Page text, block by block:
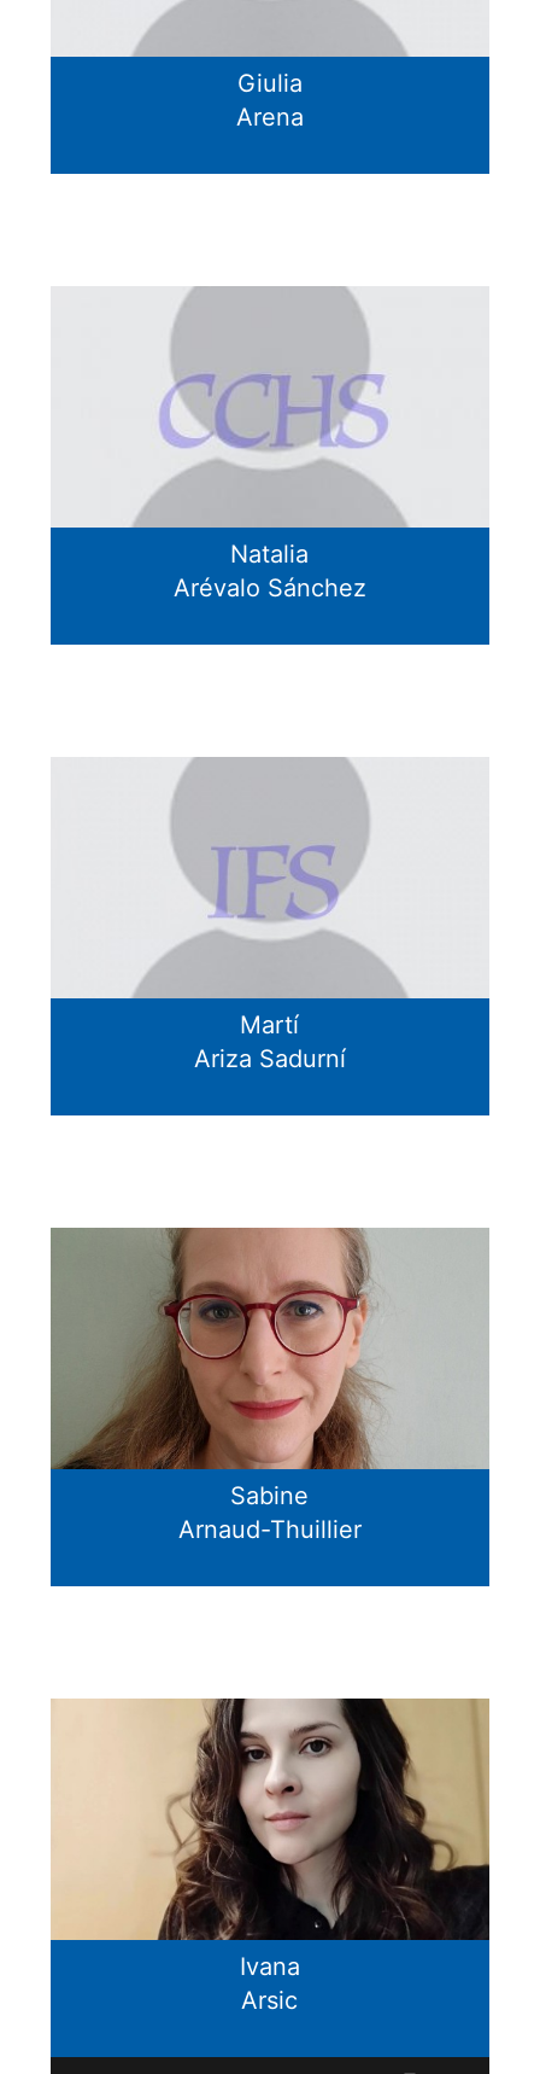
Giulia
Arena
Natalia
Arévalo Sánchez
Martí
Ariza Sadurní
Sabine
Arnaud-Thuillier
Ivana
Arsic